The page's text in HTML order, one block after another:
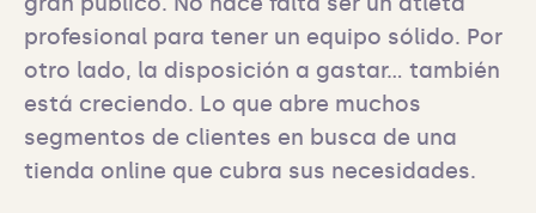
profesional para tener un equipo sólido. Por
otro lado, la disposición a gastar... también
está creciendo. Lo que abre muchos
segmentos de clientes en busca de una
tienda online que cubra sus necesidades.